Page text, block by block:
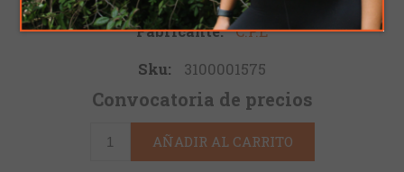
Fabricante:
C.P.E
Sku:
3100001575
Convocatoria de precios
AÑADIR AL CARRITO